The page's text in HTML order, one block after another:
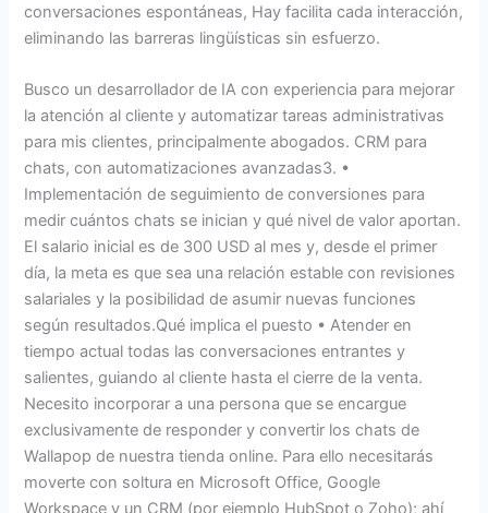
conversaciones espontáneas, Hay facilita cada interacción,
eliminando las barreras lingüísticas sin esfuerzo.
Busco un desarrollador de IA con experiencia para mejorar
la atención al cliente y automatizar tareas administrativas
para mis clientes, principalmente abogados. CRM para
chats, con automatizaciones avanzadas3. •
Implementación de seguimiento de conversiones para
medir cuántos chats se inician y qué nivel de valor aportan.
El salario inicial es de 300 USD al mes y, desde el primer
día, la meta es que sea una relación estable con revisiones
salariales y la posibilidad de asumir nuevas funciones
según resultados.Qué implica el puesto • Atender en
tiempo actual todas las conversaciones entrantes y
salientes, guiando al cliente hasta el cierre de la venta.
Necesito incorporar a una persona que se encargue
exclusivamente de responder y convertir los chats de
Wallapop de nuestra tienda online. Para ello necesitarás
moverte con soltura en Microsoft Office, Google
Workspace y un CRM (por ejemplo HubSpot o Zoho); ahí